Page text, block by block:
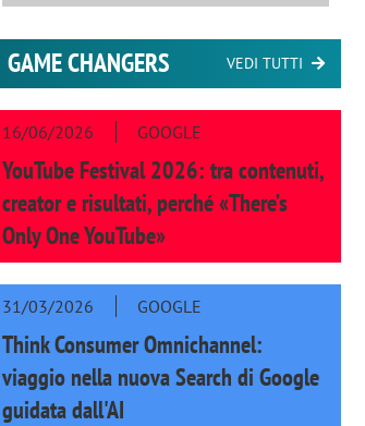
GAME CHANGERS VEDI TUTTI
16/06/2026 GOOGLE
YouTube Festival 2026: tra contenuti,
creator e risultati, perché «There’s
Only One YouTube»
31/03/2026 GOOGLE
Think Consumer Omnichannel:
viaggio nella nuova Search di Google
guidata dall'AI